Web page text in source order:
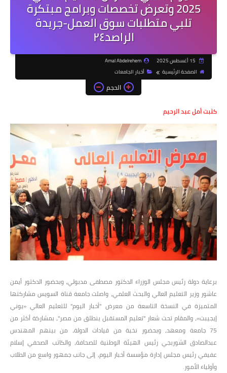
2025 وتعرض تخصصات وبرامج مبتكرة
تلبي متطلبات سوق العمل-جريدة
الراصد٢٤
Amal Abdelrehem
الصفحة الرئيسية
أخبار الجامعات
الحجم
كتبت أمل عبد الرحيم
برعاية دولة رئيس مجلس الوزراء الدكتور مصطفى مدبولي، وبحضور الدكتور أيمن
عاشور وزير التعليم العالي والبحث العلمي، واصلت جامعة قناة السويس مشاركتها
المتميزة في النسخة التاسعة من معرض "أخبار اليوم" للتعليم العالي «يوني
إيجيبت»، والمقام تحت شعار "تعليم المستقبل ينطلق من مصر"، بمشاركة أكثر من
75 جامعة ومعهد، وبحضور نخبة من قيادات الدولة، من بينهم المهندس
عبدالصادق الشوربجي رئيس الهيئة الوطنية للصحافة، والكاتب الصحفي إسلام
عفيفي رئيس مجلس إدارة مؤسسة أخبار اليوم، إلى جانب جمهور واسع من الطلاب
وأولياء الأمور.